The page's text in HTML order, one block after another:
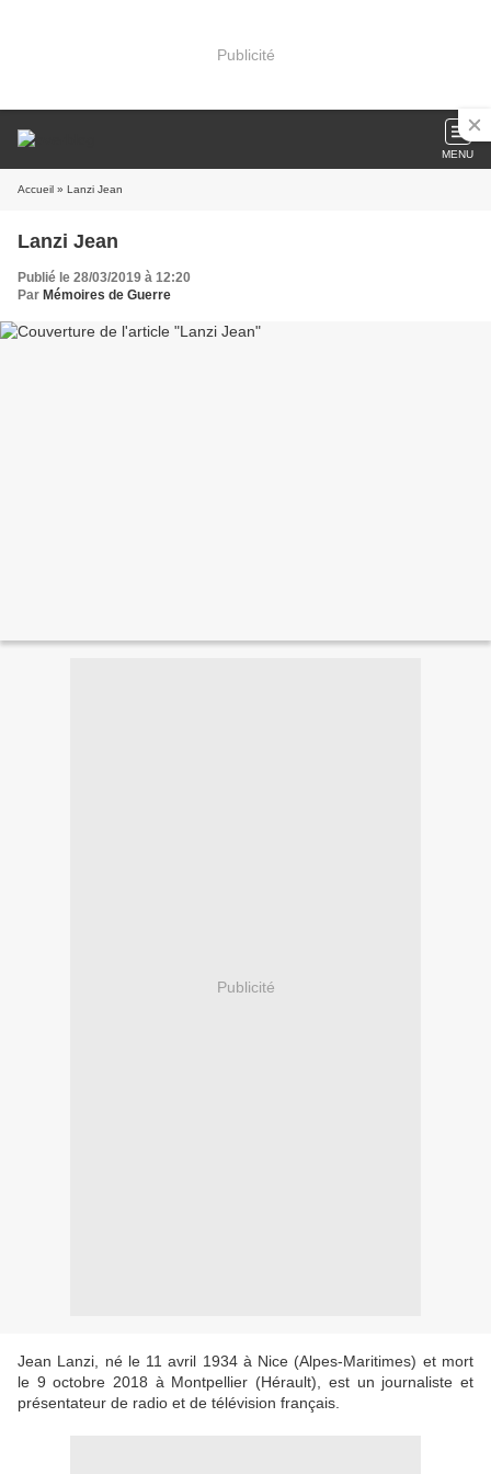
Publicité
MENU
Accueil » Lanzi Jean
Lanzi Jean
Publié le 28/03/2019 à 12:20
Par Mémoires de Guerre
Publicité
Jean Lanzi, né le 11 avril 1934 à Nice (Alpes-Maritimes) et mort
le 9 octobre 2018 à Montpellier (Hérault), est un journaliste et
présentateur de radio et de télévision français.